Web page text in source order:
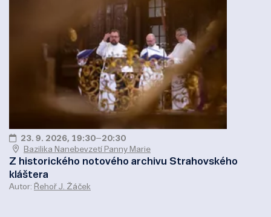
23. 9. 2026, 19:30–20:30
Bazilika Nanebevzetí Panny Marie
Z historického notového archivu Strahovského
kláštera
Autor: Řehoř J. Žáček